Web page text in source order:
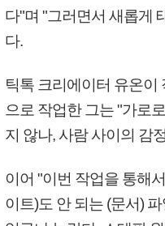
다"며 "그러면서 새롭게
다.
틱톡 크리에이터 유온이
으로 작업한 그는 "가로
지 않나, 사람 사이의 감
이어 "이번 작업을 통해
이트)도 안 되는 (문서)